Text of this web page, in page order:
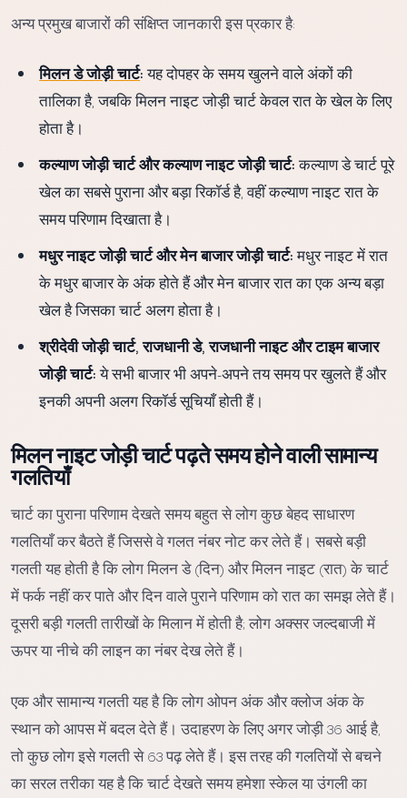
अन्य प्रमुख बाजारों की संक्षिप्त जानकारी इस प्रकार है:
मिलन डे जोड़ी चार्ट:यह दोपहर के समय खुलने वाले अंकों की
तालिका है, जबकि मिलन नाइट जोड़ी चार्ट केवल रात के खेल के लिए
होता है।
कल्याण जोड़ी चार्ट और कल्याण नाइट जोड़ी चार्ट:कल्याण डे चार्ट पूरे
खेल का सबसे पुराना और बड़ा रिकॉर्ड है, वहीं कल्याण नाइट रात के
समय परिणाम दिखाता है।
मधुर नाइट जोड़ी चार्ट और मेन बाजार जोड़ी चार्ट:मधुर नाइट में रात
के मधुर बाजार के अंक होते हैं और मेन बाजार रात का एक अन्य बड़ा
खेल है जिसका चार्ट अलग होता है।
श्रीदेवी जोड़ी चार्ट, राजधानी डे, राजधानी नाइट और टाइम बाजार
जोड़ी चार्ट:ये सभी बाजार भी अपने-अपने तय समय पर खुलते हैं और
इनकी अपनी अलग रिकॉर्ड सूचियाँ होती हैं।
मिलन नाइट जोड़ी चार्ट पढ़ते समय होने वाली सामान्य
गलतियाँ
चार्ट का पुराना परिणाम देखते समय बहुत से लोग कुछ बेहद साधारण
गलतियाँ कर बैठते हैं जिससे वे गलत नंबर नोट कर लेते हैं। सबसे बड़ी
गलती यह होती है कि लोग मिलन डे (दिन) और मिलन नाइट (रात) के चार्ट
में फर्क नहीं कर पाते और दिन वाले पुराने परिणाम को रात का समझ लेते हैं।
दूसरी बड़ी गलती तारीखों के मिलान में होती है; लोग अक्सर जल्दबाजी में
ऊपर या नीचे की लाइन का नंबर देख लेते हैं।
एक और सामान्य गलती यह है कि लोग ओपन अंक और क्लोज अंक के
स्थान को आपस में बदल देते हैं। उदाहरण के लिए अगर जोड़ी 36 आई है,
तो कुछ लोग इसे गलती से 63 पढ़ लेते हैं। इस तरह की गलतियों से बचने
का सरल तरीका यह है कि चार्ट देखते समय हमेशा स्केल या उंगली का